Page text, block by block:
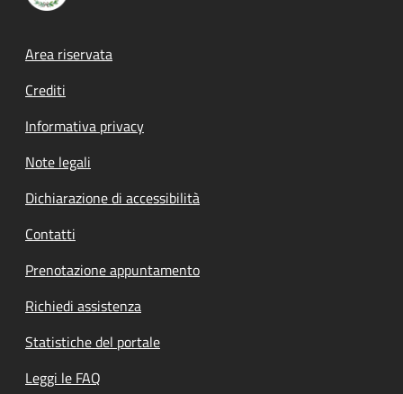
Footer menu
Area riservata
Crediti
Informativa privacy
Note legali
Dichiarazione di accessibilità
Contatti
Prenotazione appuntamento
Richiedi assistenza
Statistiche del portale
Leggi le FAQ